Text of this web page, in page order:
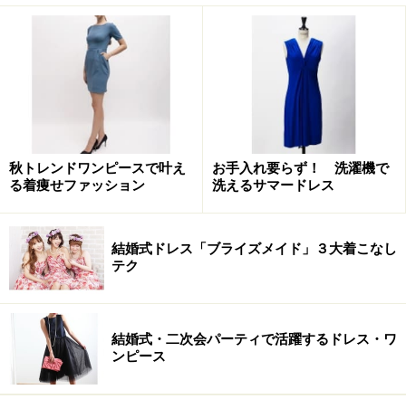
秋トレンドワンピースで叶え
る着痩せファッション
お手入れ要らず！ 洗濯機で
洗えるサマードレス
結婚式ドレス「ブライズメイド」３大着こなし
テク
結婚式・二次会パーティで活躍するドレス・ワ
ンピース